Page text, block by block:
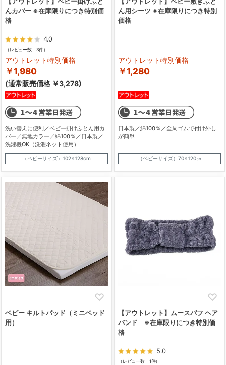
んカバー ※在庫限りにつき特別価
格
4.0
（レビュー数：3件）
アウトレット特別価格
￥1,980
(通常販売価格￥3,278)
洗い替えに便利／ベビー掛けふとん用カ
バー／無地カラー／綿100％／日本製／
洗濯機OK（洗濯ネット使用）
（ベビーサイズ）102×128cm
ん用シーツ ※在庫限りにつき特別
価格
アウトレット特別価格
￥1,280
日本製／綿100％／全周ゴムで付け外し
が簡単
（ベビーサイズ）70×120㎝
ベビー キルトパッド（ミニベッド
用）
【アウトレット】ムースパフ ヘア
バンド ※在庫限りにつき特別価
格
5.0
（レビュー数：1件）